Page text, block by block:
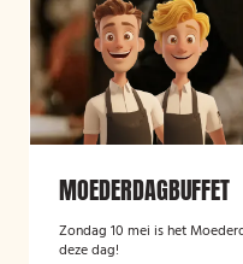
MOEDERDAGBUFFET
Zondag 10 mei is het
deze dag!